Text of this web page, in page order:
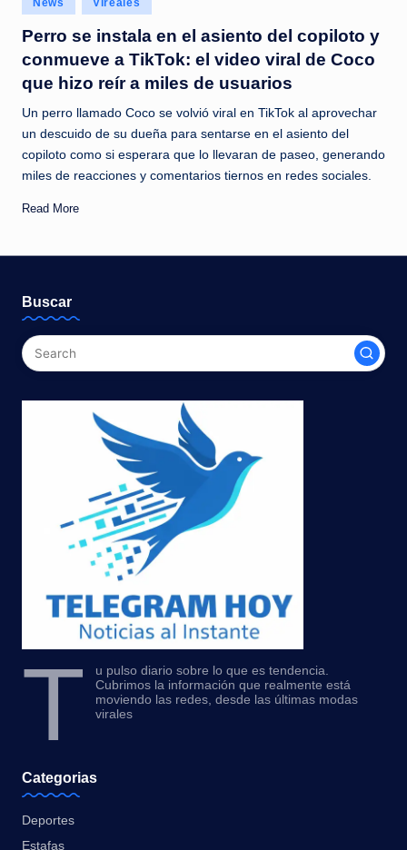
c
i
a
s
a
l
n
s
a
n
t
e
in
News Vireales
Perro se instala en el asiento del copiloto y
conmueve a TikTok: el video viral de Coco
que hizo reír a miles de usuarios
Un perro llamado Coco se volvió viral en TikTok al aprovechar
un descuido de su dueña para sentarse en el asiento del
copiloto como si esperara que lo llevaran de paseo, generando
miles de reacciones y comentarios tiernos en redes sociales.
Read More
Buscar
T
u pulso diario sobre lo que es tendencia.
Cubrimos la información que realmente está
moviendo las redes, desde las últimas modas
virales
Categorias
Deportes
Estafas